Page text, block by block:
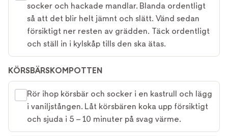
socker och hackade mandlar. Blanda ordentligt
så att det blir helt jämnt och slätt. Vänd sedan
försiktigt ner resten av grädden. Täck ordentligt
och ställ in i kylskåp tills den ska ätas.
KÖRSBÄRSKOMPOTTEN
Rör ihop körsbär och socker i en kastrull och lägg
i vaniljstången. Låt körsbären koka upp försiktigt
och sjuda i 5 – 10 minuter på svag värme.